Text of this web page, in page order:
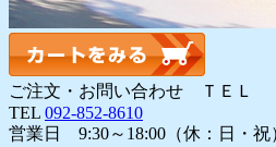
ご注文・お問い合わせ ＴＥＬ
TEL 092-852-8610
営業日 9:30～18:00（休：日・祝